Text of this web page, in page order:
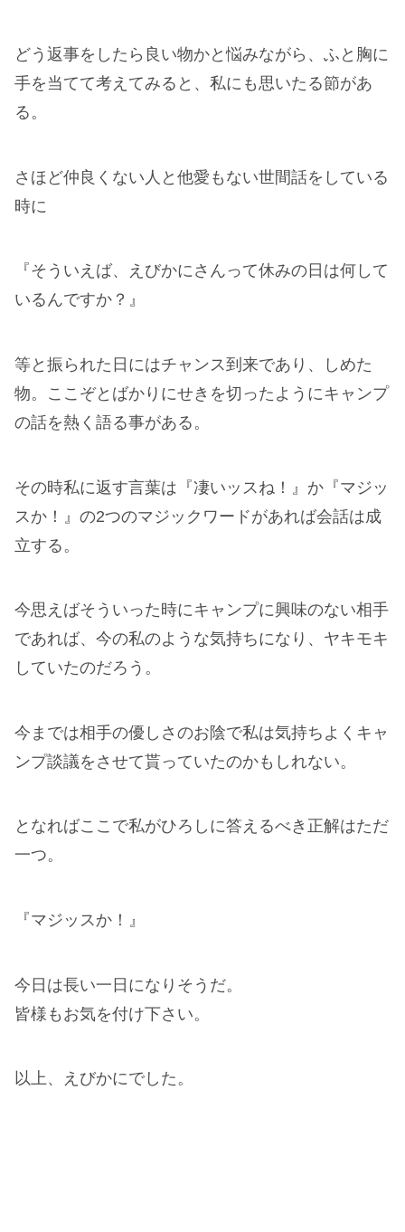
どう返事をしたら良い物かと悩みながら、ふと胸に
手を当てて考えてみると、私にも思いたる節があ
る。
さほど仲良くない人と他愛もない世間話をしている
時に
『そういえば、えびかにさんって休みの日は何して
いるんですか？』
等と振られた日にはチャンス到来であり、しめた
物。ここぞとばかりにせきを切ったようにキャンプ
の話を熱く語る事がある。
その時私に返す言葉は『凄いッスね！』か『マジッ
スか！』の2つのマジックワードがあれば会話は成
立する。
今思えばそういった時にキャンプに興味のない相手
であれば、今の私のような気持ちになり、ヤキモキ
していたのだろう。
今までは相手の優しさのお陰で私は気持ちよくキャ
ンプ談議をさせて貰っていたのかもしれない。
となればここで私がひろしに答えるべき正解はただ
一つ。
『マジッスか！』
今日は長い一日になりそうだ。
皆様もお気を付け下さい。
以上、えびかにでした。